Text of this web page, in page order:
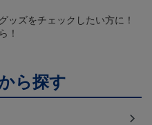
ッズをチェックしたい方に！
！
ら探す